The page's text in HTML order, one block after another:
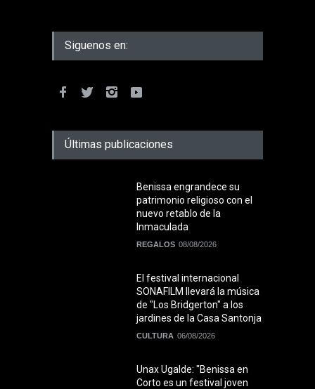
Siguenos en:
Últimas publicaciones
Benissa engrandece su
patrimonio religioso con el
nuevo retablo de la
Inmaculada
REGALOS 08/08/2026
El festival internacional
SONAFILM llevará la música
de "Los Bridgerton" a los
jardines de la Casa Santonja
CULTURA 06/08/2026
Unax Ugalde: "Benissa en
Corto es un festival joven